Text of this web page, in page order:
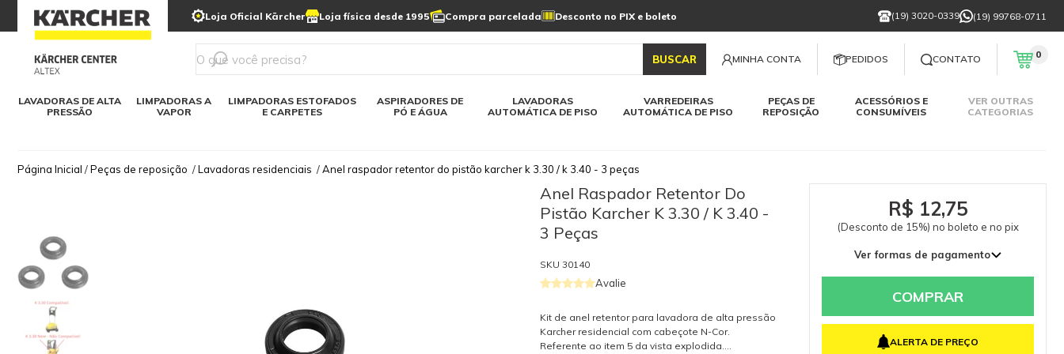
Loja Oficial Kärcher Loja física desde 1995 Compra parcelada Desconto no PIX e boleto (19) 3020-0339 (19) 99768-0711
BUSCAR MINHA CONTA PEDIDOS CONTATO 0
LAVADORAS DE ALTA
PRESSÃO
Detergentes
Linha a bateria
LIMPADORAS A
VAPOR
LIMPADORAS ESTOFADOS
E CARPETES
ASPIRADORES DE
PÓ E ÁGUA
Linha a bateria
LAVADORAS
AUTOMÁTICA DE PISO
VARREDEIRAS
AUTOMÁTICA DE PISO
PEÇAS DE
REPOSIÇÃO
Lavadoras automática
Varredeiras automática
ACESSÓRIOS E
CONSUMÍVEIS
Varredeiras automática
VER OUTRAS
CATEGORIAS
Kärcher para o lar Soluções digitais
Limpeza de painel
solar
Página Inicial /Peças de reposição /Lavadoras residenciais /Anel raspador retentor do pistão karcher k 3.30 / k 3.40 - 3 peças
Anel Raspador Retentor Do
Pistão Karcher K 3.30 / K 3.40 -
3 Peças
SKU 30140
Avalie
Kit de anel retentor para lavadora de alta pressão
Karcher residencial com cabeçote N-Cor.
Referente ao item 5 da vista explodida.
R$ 12,75
(Desconto de 15%) no boleto e no pix
Ver formas de pagamento
COMPRAR
ALERTA DE PREÇO